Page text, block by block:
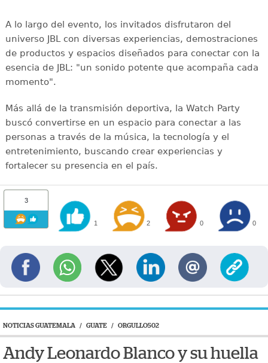
A lo largo del evento, los invitados disfrutaron del
universo JBL con diversas experiencias, demostraciones
de productos y espacios diseñados para conectar con la
esencia de JBL: "un sonido potente que acompaña cada
momento".
Más allá de la transmisión deportiva, la Watch Party
buscó convertirse en un espacio para conectar a las
personas a través de la música, la tecnología y el
entretenimiento, buscando crear experiencias y
fortalecer su presencia en el país.
3
1 2 0 0
NOTICIAS GUATEMALA / GUATE / ORGULLO502
Andy Leonardo Blanco y su huella